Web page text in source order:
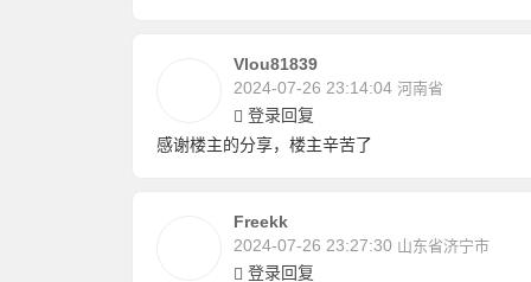
Vlou81839
2024-07-26 23:14:04 河南省
登录回复
感谢楼主的分享，楼主辛苦了
Freekk
2024-07-26 23:27:30 山东省济宁市
登录回复